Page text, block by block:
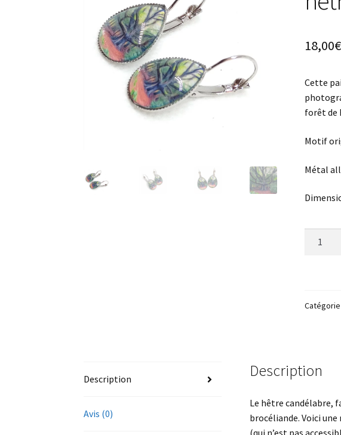
18,00€
Cette
forêt de
Motif
Métal
hêtre
Catégorie
Description
Avis (0)
Description
Le hêtre candélabre,
brocéliande. Voici